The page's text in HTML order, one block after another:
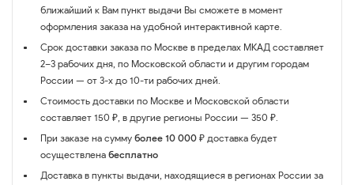
ближайший к Вам пункт выдачи Вы сможете в момент
оформления заказа на удобной интерактивной карте.
Срок доставки заказа по Москве в пределах МКАД составляет
2–3 рабочих дня, по Московской области и другим городам
России — от 3-х до 10-ти рабочих дней.
Стоимость доставки по Москве и Московской области
составляет 150 ₽, в другие регионы России — 350 ₽.
При заказе на сумму более 10 000 ₽ доставка будет
осуществлена бесплатно
Доставка в пункты выдачи, находящиеся в регионах России за